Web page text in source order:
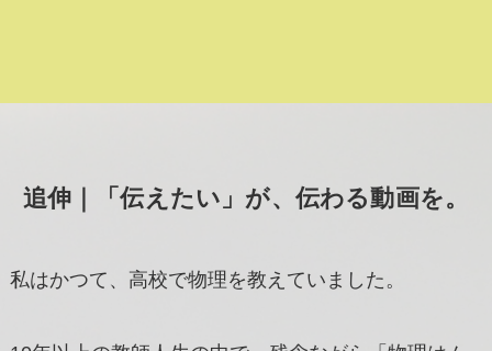
追伸｜「伝えたい」が、伝わる動画を。
私はかつて、高校で物理を教えていました。